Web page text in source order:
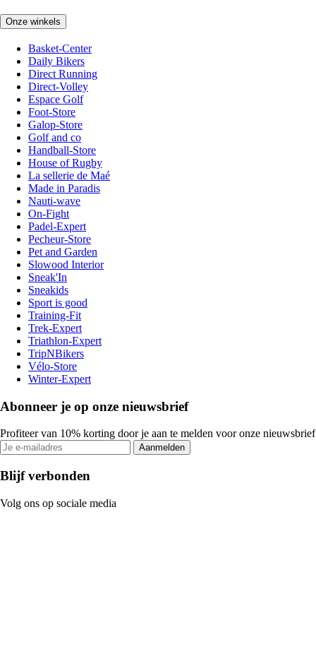
Onze winkels
Basket-Center
Daily Bikers
Direct Running
Direct-Volley
Espace Golf
Foot-Store
Galop-Store
Golf and co
Handball-Store
House of Rugby
La sellerie de Maé
Made in Paradis
Nauti-wave
On-Fight
Padel-Expert
Pecheur-Store
Pet and Garden
Slowood Interior
Sneak'In
Sneakids
Sport is good
Training-Fit
Trek-Expert
Triathlon-Expert
TripNBikers
Vélo-Store
Winter-Expert
Abonneer je op onze nieuwsbrief
Profiteer van 10% korting door je aan te melden voor onze nieuwsbrief
Aanmelden
Blijf verbonden
Volg ons op sociale media